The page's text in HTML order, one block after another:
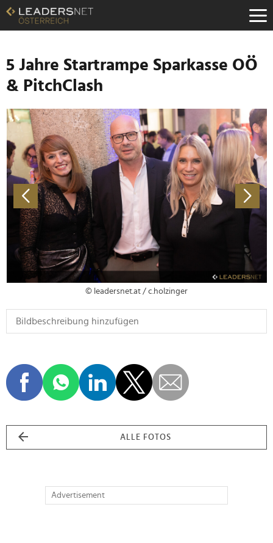
Zum
Inhalt
Zur
Navigation
Zur
Hauptnavigation
5 Jahre Startrampe Sparkasse OÖ
& PitchClash
© leadersnet.at / c.holzinger
ALLE FOTOS
Advertisement